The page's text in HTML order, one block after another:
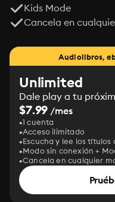
Kids Mode
Cancela en
Audiolibros,
Unlimited
Dale play a tu
$7.99 /mes
1 cuenta
Acceso ilimitado
Escucha y lee los títulos
Modo sin conexión +
Cancela en cualquier